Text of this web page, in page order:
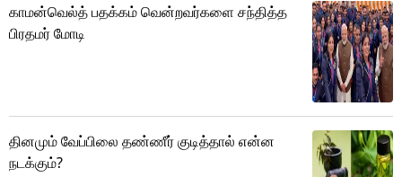
காமன்வெல்த் பதக்கம் வென்றவர்களை சந்தித்த
பிரதமர் மோடி
தினமும் வேப்பிலை தண்ணீர் குடித்தால் என்ன
நடக்கும்?